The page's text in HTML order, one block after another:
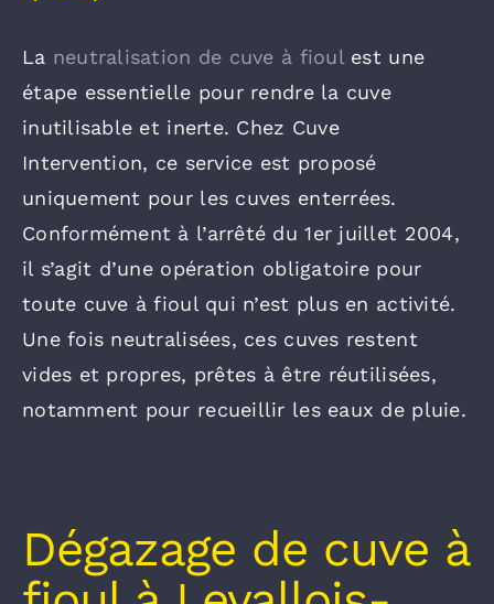
La neutralisation de cuve à fioul est une
étape essentielle pour rendre la cuve
inutilisable et inerte. Chez Cuve
Intervention, ce service est proposé
uniquement pour les cuves enterrées.
Conformément à l’arrêté du 1er juillet 2004,
il s’agit d’une opération obligatoire pour
toute cuve à fioul qui n’est plus en activité.
Une fois neutralisées, ces cuves restent
vides et propres, prêtes à être réutilisées,
notamment pour recueillir les eaux de pluie.
Dégazage de cuve à